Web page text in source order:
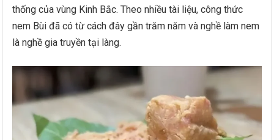
thống của vùng Kinh Bắc. Theo nhiều tài liệu, công thức
nem Bùi đã có từ cách đây gần trăm năm và nghề làm nem
là nghề gia truyền tại làng.